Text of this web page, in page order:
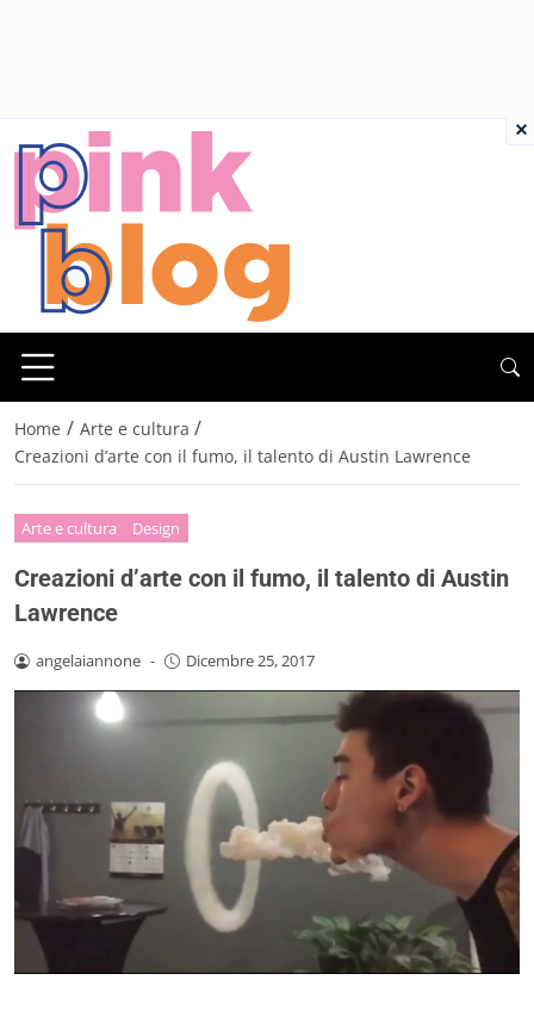
Home / Arte e cultura /
Creazioni d’arte con il fumo, il talento di Austin Lawrence
Arte e cultura Design
Creazioni d’arte con il fumo, il talento di Austin
Lawrence
angelaiannone - Dicembre 25, 2017
×